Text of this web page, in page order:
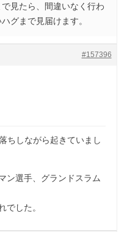
見たら、間違いなく行わ
グまで見届けます。
#157396
ちしながら起きていまし
ン選手、グランドスラム
でした。